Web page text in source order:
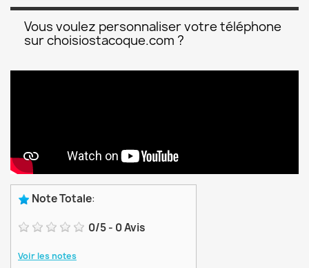
Vous voulez personnaliser votre téléphone
sur choisiostacoque.com ?
Note Totale:
0/5- 0Avis
Voir les notes